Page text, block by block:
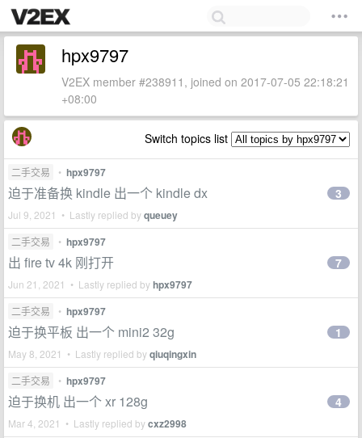
hpx9797
V2EX member #238911, joined on 2017-07-05 22:18:21
+08:00
Switch topics list
二手交易 • hpx9797
迫于准备换 kindle 出一个 kindle dx
Jul 9, 2021 • Lastly replied byqueuey
3
二手交易 • hpx9797
出 fire tv 4k 刚打开
Jun 21, 2021 • Lastly replied byhpx9797
7
二手交易 • hpx9797
迫于换平板 出一个 mini2 32g
May 8, 2021 • Lastly replied byqiuqingxin
1
二手交易 • hpx9797
迫于换机 出一个 xr 128g
Mar 4, 2021 • Lastly replied bycxz2998
4